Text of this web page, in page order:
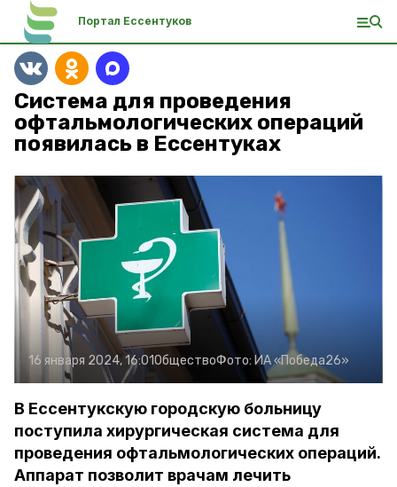
Портал Ессентуков
Система для проведения
офтальмологических операций
появилась в Ессентуках
16 января 2024, 16:01ОбществоФото: ИА «Победа26»
В Ессентукскую городскую больницу
поступила хирургическая система для
проведения офтальмологических операций.
Аппарат позволит врачам лечить